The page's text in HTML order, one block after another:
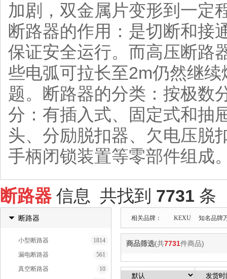
加剧，双金属片变形到一定
断路器的作用：是切断和接
保证安全运行。而高压断路
些电弧可拉长至2m仍然继
题。断路器的分类：按极数
分：有插入式、固定式和抽
头、分励脱扣器、欠电压脱
手柄闭锁装置等零部件组成
断路器信息 共找到 7731 条
相关品牌： KEXU 知名品牌
商品筛选(共7731件商品)
断路器
小型断路器
1814
漏电断路器
561
真空断路器
10